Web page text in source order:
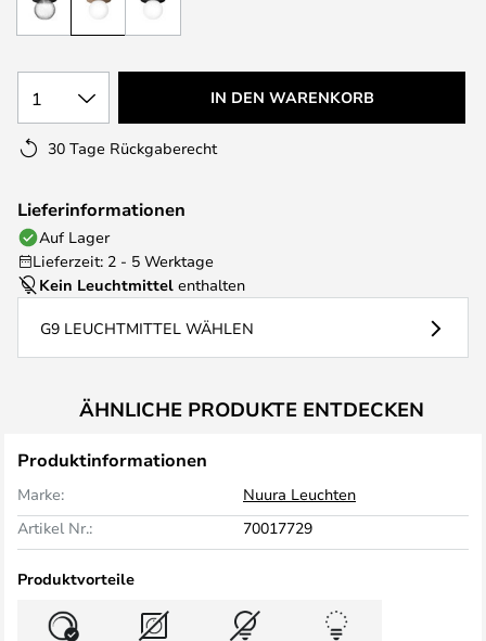
1 IN DEN WARENKORB
30 Tage Rückgaberecht
Lieferinformationen
Auf Lager
Lieferzeit: 2 - 5 Werktage
Kein Leuchtmittel enthalten
G9 LEUCHTMITTEL WÄHLEN
ÄHNLICHE PRODUKTE ENTDECKEN
Produktinformationen
Marke:
Nuura Leuchten
Artikel Nr.:
70017729
Produktvorteile